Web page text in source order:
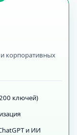
корпоративных
ключей)
и ИИ